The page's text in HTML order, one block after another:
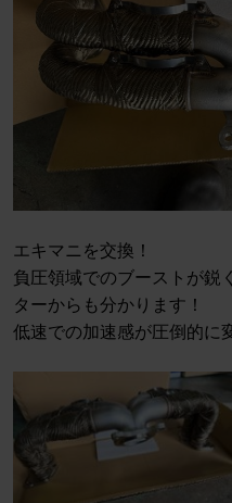
エキマニを交換！
負圧領域でのブーストが鋭
ターからも分かります！
低速での加速感が圧倒的に